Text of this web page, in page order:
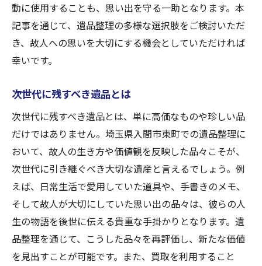
動に使用することも、思い出を守る一助となります。本
記事を通じて、遺品整理の多様な選択肢をご検討いただ
き、故人への思いを大切にする機会としていただければ
幸いです。
次世代に残すべき遺品とは
次世代に残すべき遺品とは、単に高価なものや珍しい品
だけではありません。埼玉県入間市東町での遺品整理に
おいて、故人の生き方や価値観を反映した品々こそが、
次世代に引き継ぐべき大切な遺産と言えるでしょう。例
えば、日常生活で愛用していた道具や、手書きのメモ、
そして故人が大切にしていた思い出の品々は、彼らの人
生の物語を後世に伝える貴重な手掛かりとなります。遺
品整理を通じて、こうした品々を再評価し、新たな価値
を見出すことが可能です。また、買取を利用すること